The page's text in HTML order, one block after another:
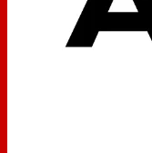
Connecteurs de